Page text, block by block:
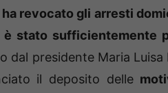
revocato gli arresti
è stato sufficientemente
dal presidente Maria
il deposito delle